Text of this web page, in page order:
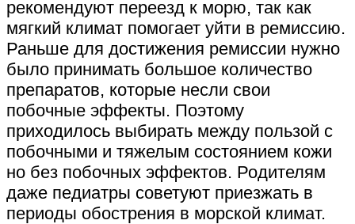
рекомендуют переезд к морю, так как
мягкий климат помогает уйти в ремиссию.
Раньше для достижения ремиссии нужно
было принимать большое количество
препаратов, которые несли свои
побочные эффекты. Поэтому
приходилось выбирать между пользой с
побочными и тяжелым состоянием кожи
но без побочных эффектов. Родителям
даже педиатры советуют приезжать в
периоды обострения в морской климат.